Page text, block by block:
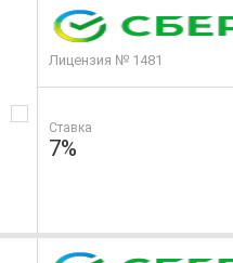
Лицензия № 1481
Ставка
7%